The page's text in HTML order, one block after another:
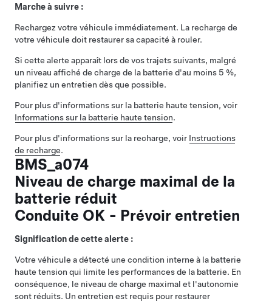
Marche à suivre :
Rechargez votre véhicule immédiatement. La recharge de
votre véhicule doit restaurer sa capacité à rouler.
Si cette alerte apparaît lors de vos trajets suivants, malgré
un niveau affiché de charge de la batterie d'au moins 5 %,
planifiez un entretien dès que possible.
Pour plus d'informations sur la batterie haute tension, voir
Informations sur la batterie haute tension.
Pour plus d'informations sur la recharge, voir Instructions
de recharge.
BMS_a074
Niveau de charge maximal de la
batterie réduit
Conduite OK - Prévoir entretien
Signification de cette alerte :
Votre véhicule a détecté une condition interne à la batterie
haute tension qui limite les performances de la batterie. En
conséquence, le niveau de charge maximal et l'autonomie
sont réduits. Un entretien est requis pour restaurer